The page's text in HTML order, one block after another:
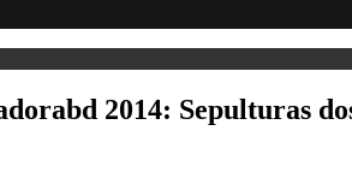
2014: Sepulturas